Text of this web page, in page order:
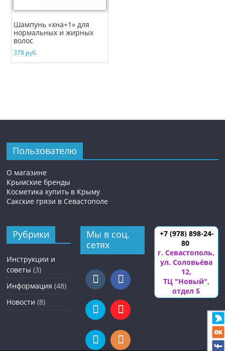
Шампунь «хна+1» для
нормальных и жирных
волос
378 руб.
Пользователю
О магазине
Крымские бренды
Косметика купить в Крыму
Сакские грязи в Севастополе
Рубрики
Инструкции и
советы (3)
Информация (48)
Новости (8)
Мы в соц.
сетях
+7 (978) 898-24-
80
г. Севастополь,
ул. Соловьёва
12,
ТЦ "Новый",
отдел 5